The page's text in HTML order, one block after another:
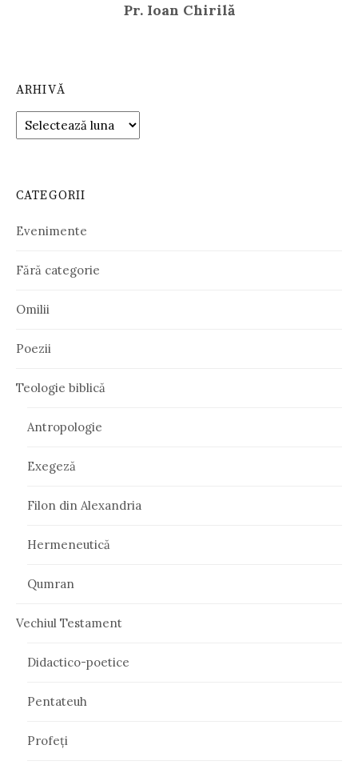
Pr. Ioan Chirilă
ARHIVĂ
Arhivă
CATEGORII
Evenimente
Fără categorie
Omilii
Poezii
Teologie biblică
Antropologie
Exegeză
Filon din Alexandria
Hermeneutică
Qumran
Vechiul Testament
Didactico-poetice
Pentateuh
Profeți